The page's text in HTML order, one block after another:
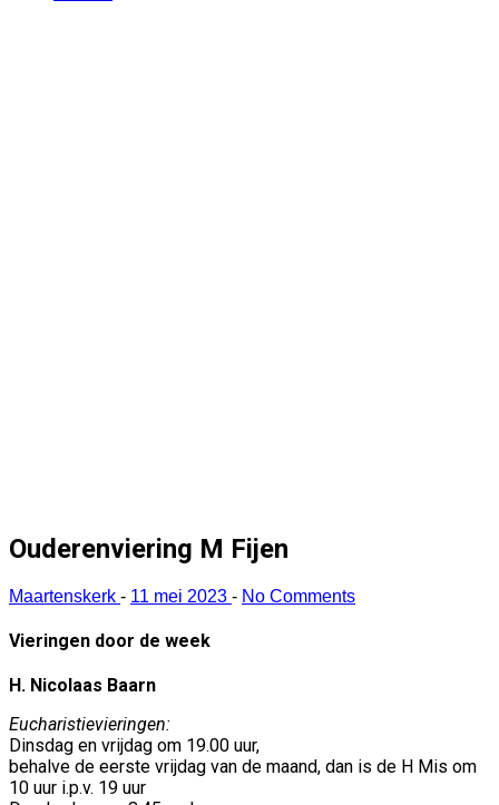
Ouderenviering M Fijen
Maartenskerk - 11 mei 2023 - No Comments
Vieringen door de week
H. Nicolaas Baarn
Eucharistievieringen:
Dinsdag en vrijdag om 19.00 uur,
behalve de eerste vrijdag van de maand, dan is de H Mis om
10 uur i.p.v. 19 uur